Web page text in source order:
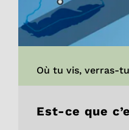
Où tu vis, verras-
Est-ce que